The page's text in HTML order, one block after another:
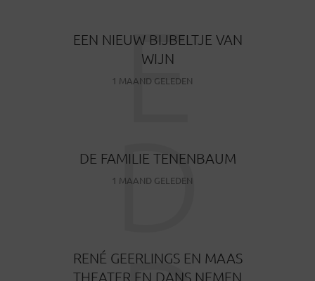
EEN NIEUW BIJBELTJE VAN
WIJN
1 MAAND GELEDEN
E
DE FAMILIE TENENBAUM
1 MAAND GELEDEN
D
RENÉ GEERLINGS EN MAAS
THEATER EN DANS NEMEN